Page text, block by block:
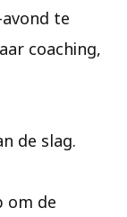
te
coaching,
de slag.
om de